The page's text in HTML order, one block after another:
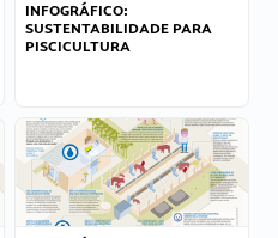
INFOGRÁFICO:
SUSTENTABILIDADE PARA
PISCICULTURA